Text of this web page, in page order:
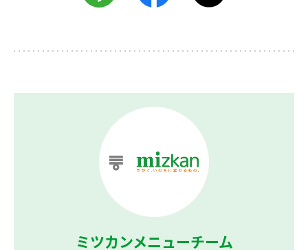
ミツカンメニューチーム